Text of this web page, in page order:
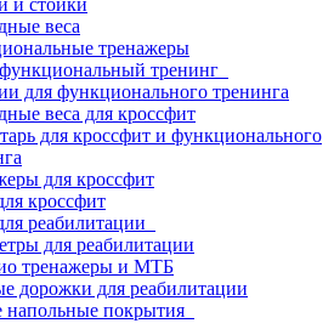
и стойки
веса
тренажеры
тренинг
для функционального тренинга
веса для кроссфит
для кроссфит и функционального
для кроссфит
кроссфит
реабилитации
для реабилитации
тренажеры и МТБ
дорожки для реабилитации
покрытия